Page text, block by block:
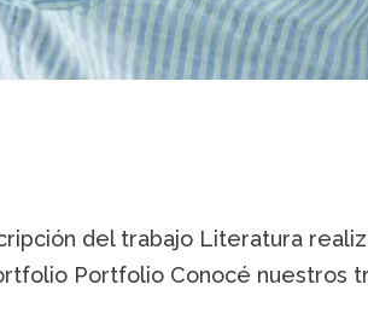
del trabajo Literatura
Portfolio Conocé nuestros